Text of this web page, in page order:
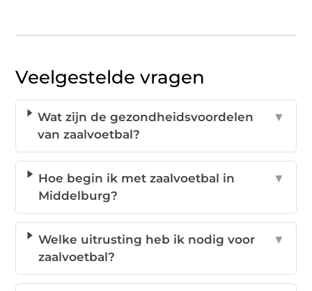
Veelgestelde vragen
Wat zijn de gezondheidsvoordelen
van zaalvoetbal?
▼
Hoe begin ik met zaalvoetbal in
Middelburg?
▼
Welke uitrusting heb ik nodig voor
zaalvoetbal?
▼